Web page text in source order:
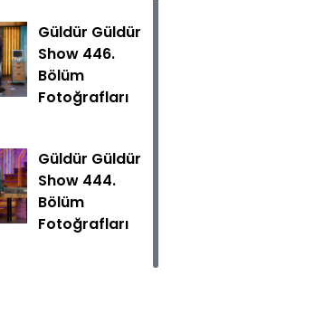
geliştirmeye çalışan ve iyiliksever biri
fark eder.
Güldür Güldür
Show 446.
Bölüm
Fotoğrafları
Güldür Güldür
Show 444.
Bölüm
Fotoğrafları